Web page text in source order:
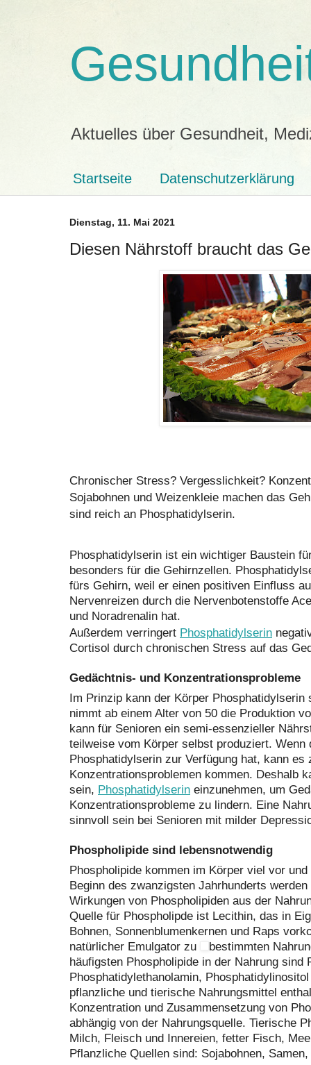
Aktuelles über Gesundheit,
Startseite Datenschutzerklärung
Dienstag, 11. Mai 2021
Diesen Nährstoff braucht das
Chronischer Stress? Vergesslichkeit?
Sojabohnen und Weizenkleie machen das
sind reich an Phosphatidylserin.
Phosphatidylserin ist ein wichtiger Baustein
besonders für die Gehirnzellen.
fürs Gehirn, weil er einen positiven Einfluss
Nervenreizen durch die Nervenbotenstoffe
und Noradrenalin hat.
Außerdem verringert Phosphatidylserin
Cortisol durch chronischen Stress auf das
Gedächtnis- und Konzentrationsprobleme
Im Prinzip kann der Körper
nimmt ab einem Alter von 50 die Produktion
kann für Senioren ein semi-essenzieller
teilweise vom Körper selbst produziert. Wenn
Phosphatidylserin zur Verfügung hat, kann es
Konzentrationsproblemen kommen. Deshalb
sein, Phosphatidylserin einzunehmen, um
Konzentrationsprobleme zu lindern. Eine
sinnvoll sein bei Senioren mit milder
Phospholipide sind lebensnotwendig
Phospholipide kommen im Körper viel vor
Beginn des zwanzigsten Jahrhunderts
Wirkungen von Phospholipiden aus der
Quelle für Phospholipde ist Lecithin, das in
Bohnen, Sonnenblumenkernen und Raps
natürlicher Emulgator zu
bestimmten
häufigsten Phospholipide in der Nahrung sind
Phosphatidylethanolamin,
pflanzliche und tierische Nahrungsmittel
Konzentration und Zusammensetzung von
abhängig von der Nahrungsquelle. Tierische
Milch, Fleisch und Innereien, fetter Fisch,
Pflanzliche Quellen sind: Sojabohnen,